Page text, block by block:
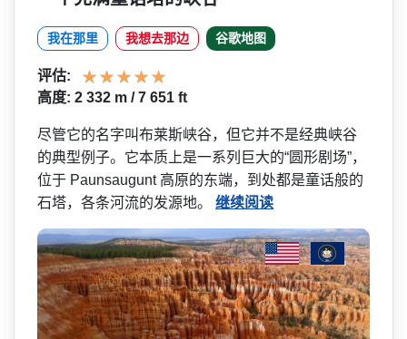
我在那里 我想去那边 谷歌地图
评估:
高度: 2 332 m / 7 651 ft
尽管它的名字叫布莱斯峡谷，­但它并不是经典峡谷
的典型例子。它本质上是一系列巨­大的“圆形剧场”，
位于 Paunsaugunt 高原的东端，到处都是童话般­的
石塔，各条河流的发源地。 继续阅读